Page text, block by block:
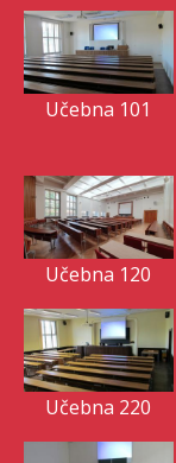
Učebna 101
Učebna 120
Učebna 220